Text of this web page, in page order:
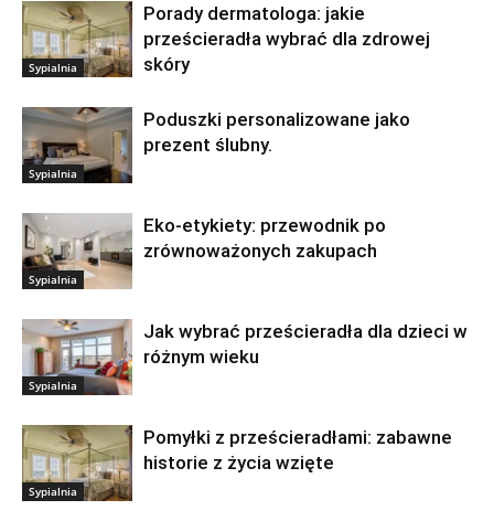
Sypialnia
Porady dermatologa: jakie
prześcieradła wybrać dla zdrowej
skóry
Sypialnia
Poduszki personalizowane jako
prezent ślubny.
Sypialnia
Eko-etykiety: przewodnik po
zrównoważonych zakupach
Sypialnia
Jak wybrać prześcieradła dla dzieci w
różnym wieku
Sypialnia
Pomyłki z prześcieradłami: zabawne
historie z życia wzięte